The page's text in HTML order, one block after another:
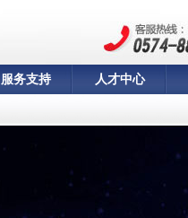
服务支持 人才中心